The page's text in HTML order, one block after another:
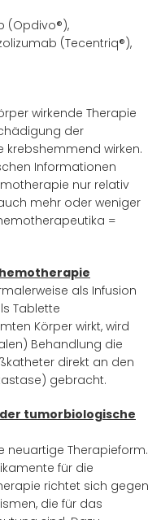
(Opdivo®),
(Tecentriq®),
wirkende Therapie
der
krebshemmend wirken.
Informationen
nur relativ
mehr oder weniger
=
als Infusion
Tablette
Körper wirkt, wird
Behandlung die
direkt an den
gebracht.
tumorbiologische
neuartige Therapieform.
für die
richtet sich gegen
die für das